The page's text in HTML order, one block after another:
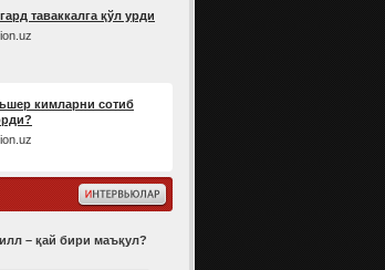
таваккалга қўл урди
кимларни сотиб
– қай бири маъқул?